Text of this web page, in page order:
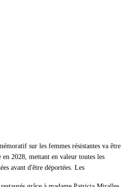
sur les femmes résistantes va être
2028, mettant en valeur toutes les
avant d'être déportées. Les